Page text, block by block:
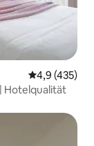
4,9 (435)
Hotelqualität